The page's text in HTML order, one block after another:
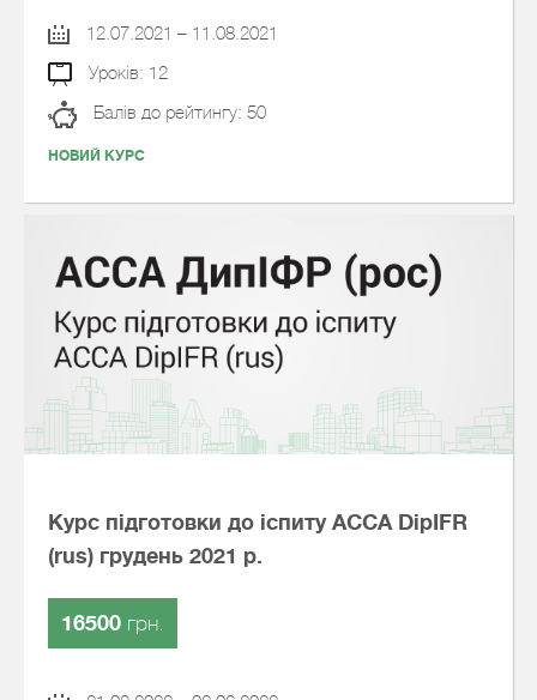
12.07.2021 – 11.08.2021
Уроків: 12
Балів до рейтингу: 50
НОВИЙ КУРС
Курс підготовки до іспиту АССА DipIFR
(rus) грудень 2021 р.
16500 грн.